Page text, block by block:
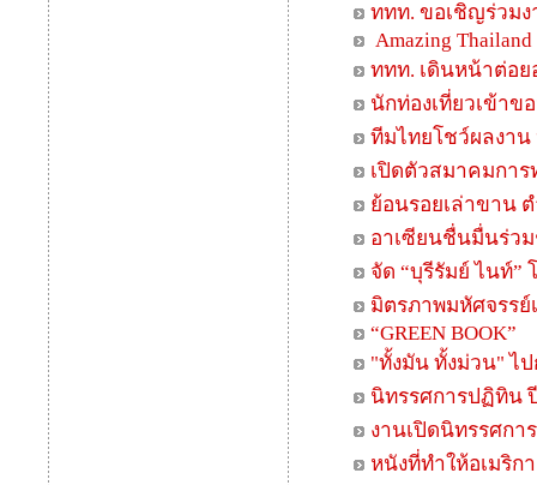
ททท. ขอเชิญร่วมง
Amazing Thailand
ททท. เดินหน้าต่อย
นักท่องเที่ยวเข้าข
ทีมไทยโชว์ผลงาน
เปิดตัวสมาคมการ
ย้อนรอยเล่าขาน ต
อาเซียนชื่นมื่นร่ว
จัด “บุรีรัมย์ ไนท์”
มิตรภาพมหัศจรรย์
“GREEN BOOK”
"ทั้งมัน ทั้งม่วน" ไ
นิทรรศการปฏิทิน ปี
งานเปิดนิทรรศกา
หนังที่ทำให้อเมริก